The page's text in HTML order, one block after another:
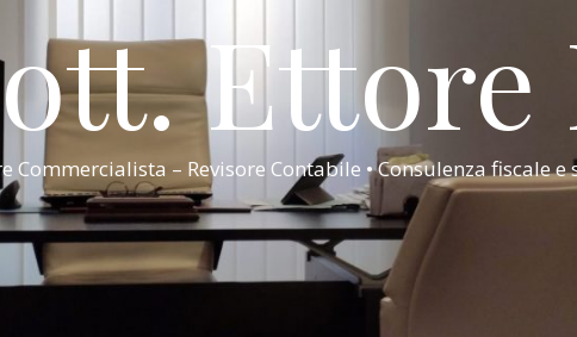
Ettore
Commercialista – Revisore Contabile • Consulenza fiscale e